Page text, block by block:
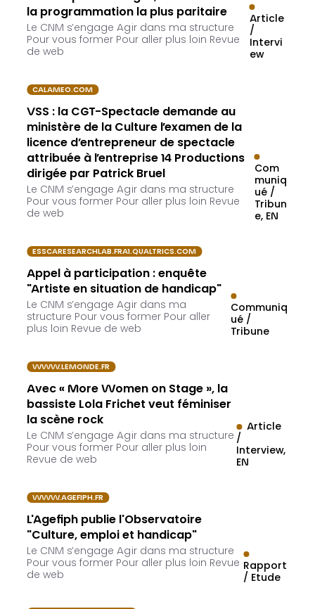
la programmation la plus paritaire
Le CNM s’engage Agir dans ma structure
Pour vous former Pour aller plus loin Revue
de web
Article
/
Intervi
ew
CALAMEO.COM
VSS : la CGT-Spectacle demande au
ministère de la Culture l’examen de la
licence d’entrepreneur de spectacle
attribuée à l’entreprise 14 Productions
dirigée par Patrick Bruel
Le CNM s’engage Agir dans ma structure
Pour vous former Pour aller plus loin Revue
de web
Com
muniq
ué /
Tribun
e EN
ESSCARESEARCHLAB.FRA1.QUALTRICS.COM
Appel à participation : enquête
"Artiste en situation de handicap"
Le CNM s’engage Agir dans ma
structure Pour vous former Pour aller
plus loin Revue de web
Communiq
ué /
Tribune
WWW.LEMONDE.FR
Avec « More Women on Stage », la
bassiste Lola Frichet veut féminiser
la scène rock
Le CNM s’engage Agir dans ma structure
Pour vous former Pour aller plus loin
Revue de web
Article
/
Interview
EN
WWW.AGEFIPH.FR
L'Agefiph publie l'Observatoire
"Culture, emploi et handicap"
Le CNM s’engage Agir dans ma structure
Pour vous former Pour aller plus loin Revue
de web
Rapport
/ Etude